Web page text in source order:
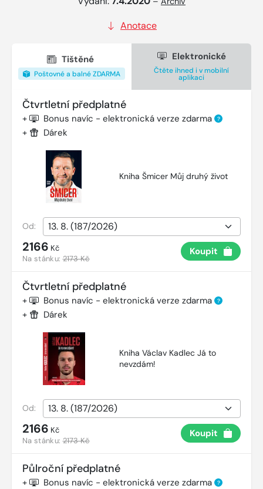
Anotace
Tištěné
Poštovné a balné ZDARMA
Elektronické
Čtěte ihned i v mobilní
aplikaci
Čtvrtletní předplatné
+ Bonus navíc - elektronická verze zdarma ?
+ Dárek
Kniha Šmicer Můj druhý život
Od:
2166 Kč
Na stánku:2173 Kč
Koupit
Čtvrtletní předplatné
+ Bonus navíc - elektronická verze zdarma ?
+ Dárek
Kniha Václav Kadlec Já to
nevzdám!
Od:
2166 Kč
Na stánku:2173 Kč
Koupit
Půlroční předplatné
+ Bonus navíc - elektronická verze zdarma ?